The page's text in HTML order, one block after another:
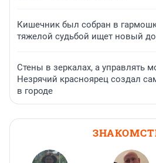
Кишечник был собран в
тяжелой судьбой ищет новый
Стены в зеркалах, а управлять
Незрячий красноярец создал
в городе